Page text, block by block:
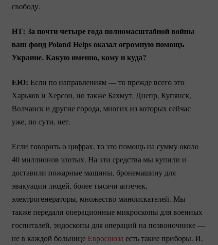
свободу.
НТ: За почти четыре года полномасштабной войны
ваш фонд Poland Helps оказал огромную помощь
Украине. Какую именно, кому и куда?
ЕЮ: Если по направлениям — то прежде всего это
Харьков и Херсон, но также Бахмут, Днепр, Купянск,
Волчанск и другие города, многих из которых сейчас
уже, по сути, нет.
Если говорить о цифрах, то это помощь на сумму около
40 миллионов злотых. На эти средства мы купили и
доставили пожарные машины, бронемашину для
эвакуации людей, более тысячи аптечек,
электрогенераторы, множество миноискателей. Мы
также передали операционные микроскопы для военных
госпиталей, эндоскопы для операций на позвоночнике —
не в каждой больнице Евросоюза есть такие приборы. И,